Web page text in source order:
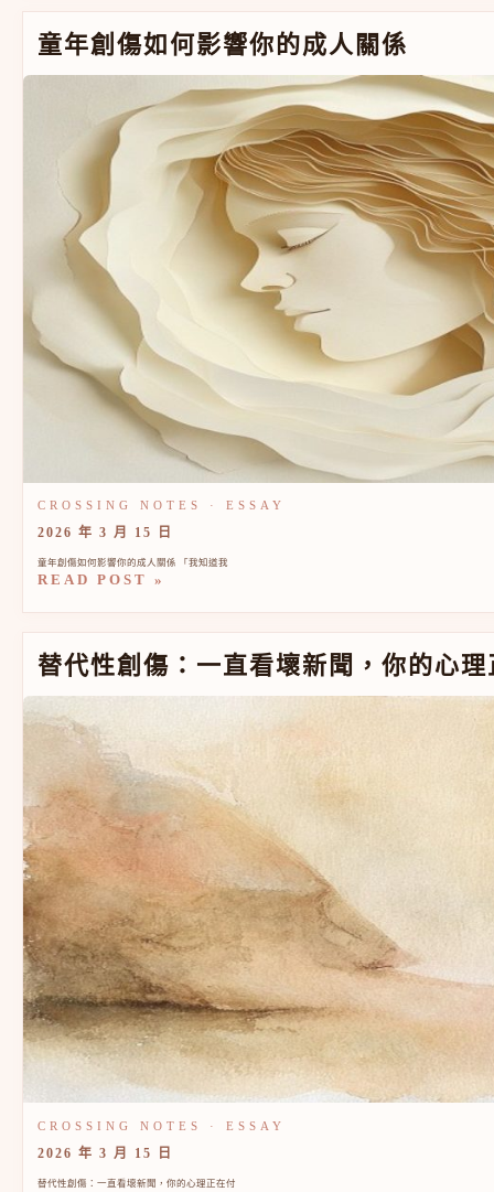
童年創傷如何影響你的成人關係
2026 年 3 月 15 日
童年創傷如何影響你的成人關係 「我知道我
童年創傷如何影響你的成人關係
READ POST »
替代性創傷：一直看壞新聞，你的心
2026 年 3 月 15 日
替代性創傷：一直看壞新聞，你的心理正在付
替代性創傷：一直看壞新聞，你的心理正在付出代價